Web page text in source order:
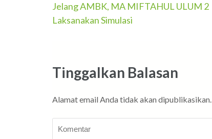
Navigasi
pos
Jelang AMBK, MA MIFTAHUL ULUM 2
Laksanakan Simulasi
Tinggalkan Balasan
Alamat email Anda tidak akan dipublikasikan.